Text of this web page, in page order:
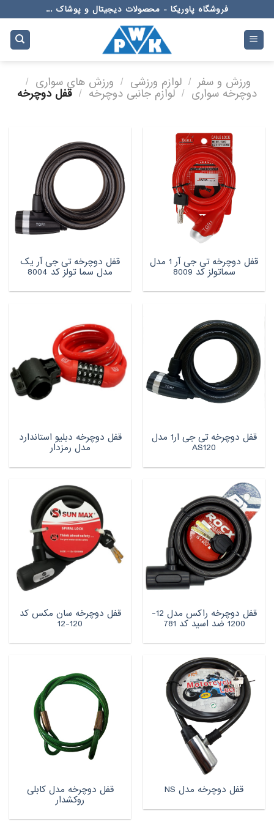
to
content
فروشگاه پاوریکا - محصولات دیجیتال و پوشاک ...
ورزش و سفر / لوازم ورزشی / ورزش های سواری /
دوچرخه سواری / لوازم جانبی دوچرخه / قفل دوچرخه
قفل دوچرخه تی جی آر 1 مدل
سماتولز کد 8009
قفل دوچرخه تی جی آر یک
مدل سما تولز کد 8004
قفل دوچرخه تی جی ار1 مدل
AS120
قفل دوچرخه دبلیو استاندارد
مدل رمزدار
قفل دوچرخه راکس مدل 12-
1200 ضد اسید کد 781
قفل دوچرخه سان مکس کد
120-12
قفل دوچرخه مدل NS قفل دوچرخه مدل کابلی
روکشدار